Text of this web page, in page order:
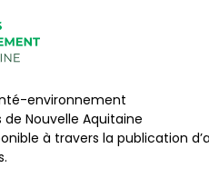
environnement
Nouvelle Aquitaine
à travers la publication